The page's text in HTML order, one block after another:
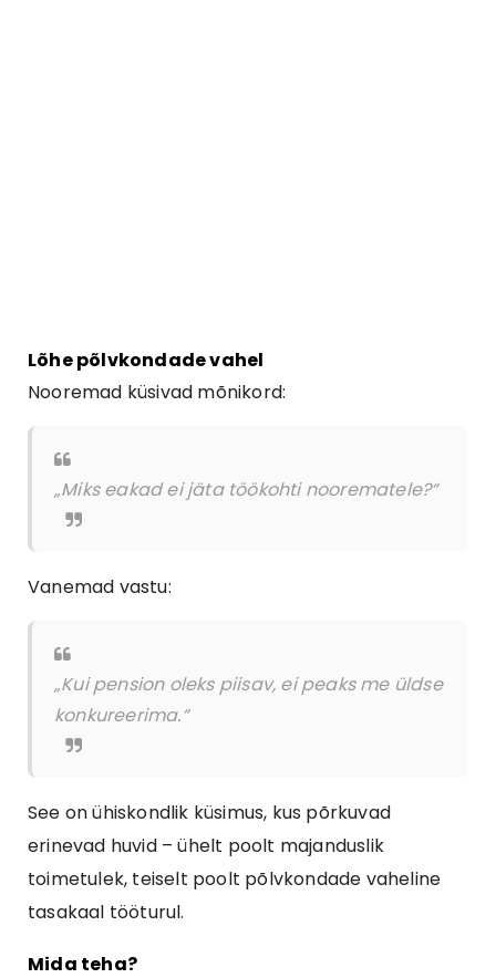
Lõhe põlvkondade vahel
Nooremad küsivad mõnikord:
„Miks eakad ei jäta töökohti noorematele?“
Vanemad vastu:
„Kui pension oleks piisav, ei peaks me üldse
konkureerima.“
See on ühiskondlik küsimus, kus põrkuvad
erinevad huvid – ühelt poolt majanduslik
toimetulek, teiselt poolt põlvkondade vaheline
tasakaal tööturul.
Mida teha?